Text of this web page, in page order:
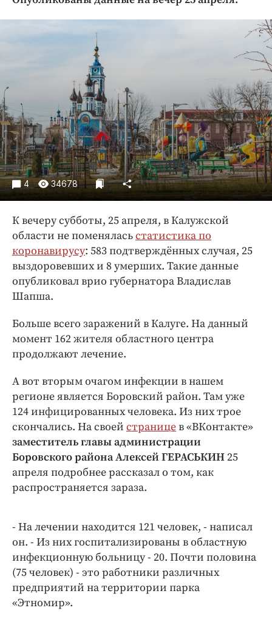
Недвижимость и ЖКХ
Образование
Общество
Погода
Праздники
Происшествия
Спорт
Экономика и бизнес
ПРОЕКТЫ
Блоги
Издания
Медиаперсона
Интересное чтиво
Клиника года
Работодатель года
4 34678
К вечеру субботы, 25 апреля, в Калужской
области не поменяласьстатистика по
коронавирусу: 583 подтверждённых случая, 25
выздоровевших и 8 умерших. Такие данные
опубликовал врио губернатора Владислав
Шапша.
Больше всего заражений в Калуге. На данный
момент 162 жителя областного центра
продолжают лечение.
А вот вторым очагом инфекции в нашем
регионе является Боровский район. Там уже
124 инфицированных человека. Из них трое
скончались. На своей страницев «ВКонтакте»
заместитель главы администрации
Боровского района Алексей ГЕРАСЬКИН25
апреля подробнее рассказал о том, как
распространяется зараза.
- На лечении находится 121 человек, - написал
он. - Из них госпитализированы в областную
инфекционную больницу - 20. Почти половина
(75 человек) - это работники различных
предприятий на территории парка
«Этномир».